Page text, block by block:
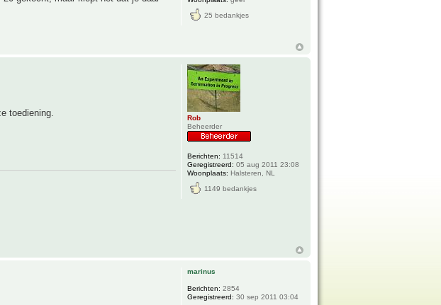
25 bedankjes
toediening.
Rob
Beheerder
Berichten: 11514
Geregistreerd: 05 aug 2011 23:08
Woonplaats: Halsteren, NL
1149 bedankjes
marinus
Berichten: 2854
Geregistreerd: 30 sep 2011 03:04